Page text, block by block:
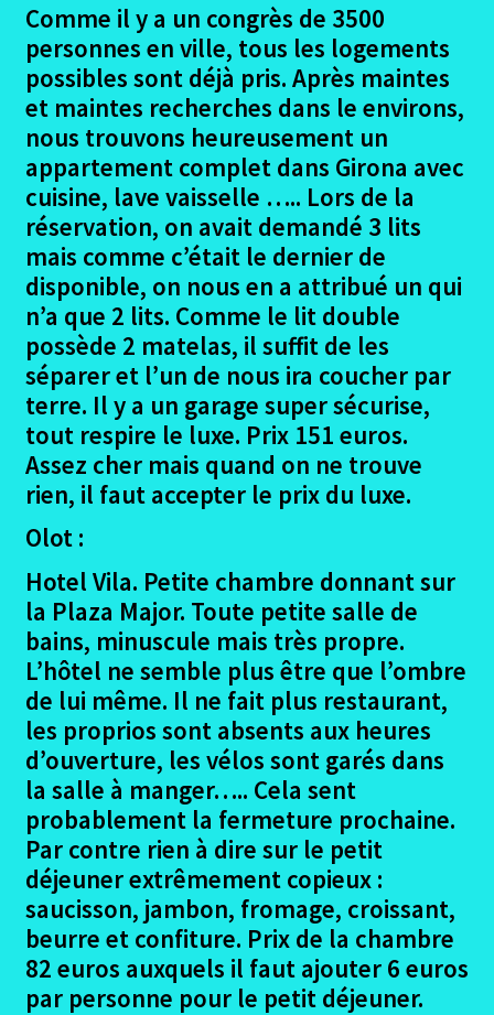
Comme il y a un congrès de 3500
personnes en ville, tous les logements
possibles sont déjà pris. Après maintes
et maintes recherches dans le environs,
nous trouvons heureusement un
appartement complet dans Girona avec
cuisine, lave vaisselle ….. Lors de la
réservation, on avait demandé 3 lits
mais comme c’était le dernier de
disponible, on nous en a attribué un qui
n’a que 2 lits. Comme le lit double
possède 2 matelas, il suffit de les
séparer et l’un de nous ira coucher par
terre. Il y a un garage super sécurise,
tout respire le luxe. Prix 151 euros.
Assez cher mais quand on ne trouve
rien, il faut accepter le prix du luxe.
Olot :
Hotel Vila. Petite chambre donnant sur
la Plaza Major. Toute petite salle de
bains, minuscule mais très propre.
L’hôtel ne semble plus être que l’ombre
de lui même. Il ne fait plus restaurant,
les proprios sont absents aux heures
d’ouverture, les vélos sont garés dans
la salle à manger….. Cela sent
probablement la fermeture prochaine.
Par contre rien à dire sur le petit
déjeuner extrêmement copieux :
saucisson, jambon, fromage, croissant,
beurre et confiture. Prix de la chambre
82 euros auxquels il faut ajouter 6 euros
par personne pour le petit déjeuner.